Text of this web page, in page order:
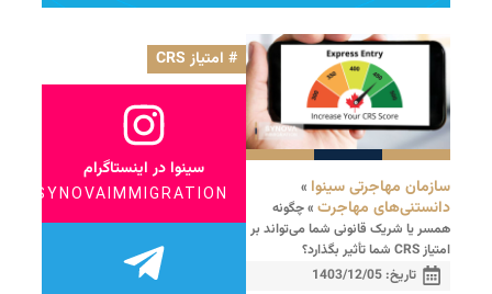
سازمان مهاجرتی سینوا »
دانستنی‌های مهاجرت »چگونه
همسر یا شریک قانونی شما می‌تواند بر
امتیاز CRS شما تأثیر بگذارد؟
تاریخ:1403/12/05
سینوا در اینستاگرام
SYNOVAIMMIGRATION
امتیاز CRS